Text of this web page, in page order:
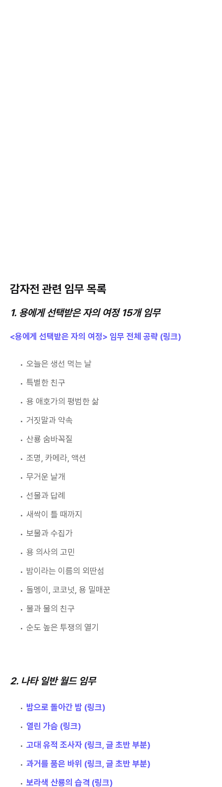
감자전 관련 임무 목록
1. 용에게 선택받은 자의 여정 15개 임무
<용에게 선택받은 자의 여정> 임무 전체 공략 (링크)
오늘은 생선 먹는 날
특별한 친구
용 애호가의 평범한 삶
거짓말과 약속
산룡 숨바꼭질
조명, 카메라, 액션
무거운 날개
선물과 답례
새싹이 틀 때까지
보물과 수집가
용 의사의 고민
밤이라는 이름의 외딴섬
돌멩이, 코코넛, 용 밀매꾼
불과 물의 친구
순도 높은 투쟁의 열기
2. 나타 일반 월드 임무
밤으로 돌아간 밤 (링크)
열린 가슴 (링크)
고대 유적 조사자 (링크, 글 초반 부분)
과거를 품은 바위 (링크, 글 초반 부분)
보라색 산룡의 습격 (링크)